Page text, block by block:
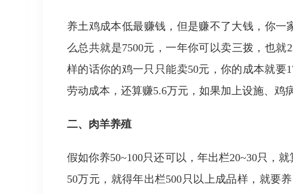
养土鸡成本低最赚钱，但是赚不了大钱，你一
么总共就是7500元，一年你可以卖三拨，也就
样的话你的鸡一只只能卖50元，你的成本就要
劳动成本，还算赚5.6万元，如果加上设施、鸡
二、肉羊养殖
假如你养50~100只还可以，年出栏20~30只，
50万元，就得年出栏500只以上成品样，就要